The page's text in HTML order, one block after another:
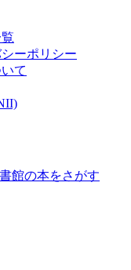
ーポリシー
て
館の本をさがす